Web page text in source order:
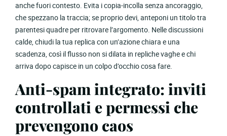
anche fuori contesto. Evita i copia-incolla senza ancoraggio,
che spezzano la traccia; se proprio devi, anteponi un titolo tra
parentesi quadre per ritrovare l’argomento. Nelle discussioni
calde, chiudi la tua replica con un’azione chiara e una
scadenza, così il flusso non si dilata in repliche vaghe e chi
arriva dopo capisce in un colpo d’occhio cosa fare.
Anti-spam integrato: inviti
controllati e permessi che
prevengono caos